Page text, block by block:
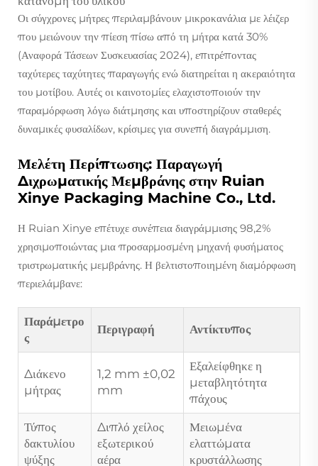
Οι σύγχρονες μήτρες περιλαμβάνουν μικροκανάλια με λέιζερ
που μειώνουν την πίεση πίσω από τη μήτρα κατά 30%
(Αναφορά Τάσεων Συσκευασίας 2024), επιτρέποντας
ταχύτερες ταχύτητες παραγωγής ενώ διατηρείται η ακεραιότητα
του μοτίβου. Αυτές οι καινοτομίες ελαχιστοποιούν την
παραμόρφωση λόγω διάτμησης και υποστηρίζουν σταθερές
δυναμικές φυσαλίδων, κρίσιμες για συνεπή διαγράμμιση.
Μελέτη Περίπτωσης: Παραγωγή
Διχρωματικής Μεμβράνης στην Ruian
Xinye Packaging Machine Co., Ltd.
Η Ruian Xinye επέτυχε συνέπεια διαγράμμισης 98,2%
χρησιμοποιώντας μια προσαρμοσμένη μηχανή φυσήματος
τριστρωματικής μεμβράνης. Η βελτιστοποιημένη διαμόρφωση
περιελάμβανε:
Παράμετρο
ς
Περιγραφή Αντίκτυπος
Διάκενο
μήτρας
1,2 mm ±0,02
mm
Εξαλείφθηκε η
μεταβλητότητα
πάχους
Τύπος
δακτυλίου
ψύξης
Διπλό χείλος
εξωτερικού
αέρα
Μειωμένα
ελαττώματα
κρυστάλλωσης